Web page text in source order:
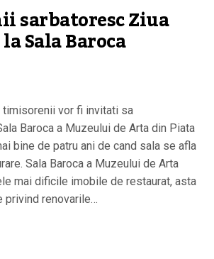
sarbatoresc Ziua
Sala Baroca
timisorenii vor fi invitati sa
Baroca a Muzeului de Arta din Piata
bine de patru ani de cand sala se afla
Sala Baroca a Muzeului de Arta
mai dificile imobile de restaurat, asta
privind renovarile…